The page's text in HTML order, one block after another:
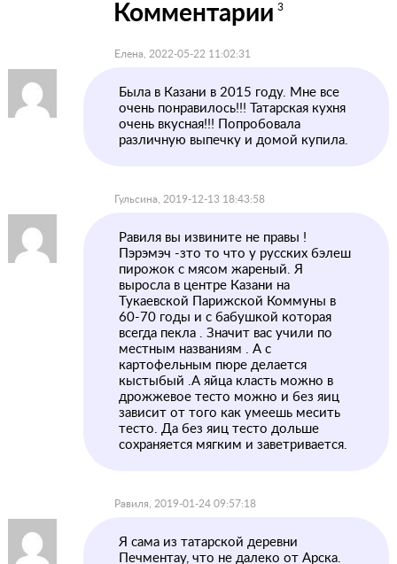
Комментарии 3
Елена, 2022-05-22 11:02:31
Была в Казани в 2015 году. Мне все
очень понравилось!!! Татарская кухня
очень вкусная!!! Попробовала
различную выпечку и домой купила.
Гульсина, 2019-12-13 18:43:58
Равиля вы извините не правы !
Пэрэмэч -зто то что у русских бэлеш
пирожок с мясом жареный. Я
выросла в центре Казани на
Тукаевской Парижской Коммуны в
60-70 годы и с бабушкой которая
всегда пекла . Значит вас учили по
местным названиям . А с
картофельным пюре делается
кыстыбый .А яйца класть можно в
дрожжевое тесто можно и без яиц
зависит от того как умеешь месить
тесто. Да без яиц тесто дольше
сохраняется мягким и заветривается.
Равиля, 2019-01-24 09:57:18
Я сама из татарской деревни
Печментау, что не далеко от Арска.